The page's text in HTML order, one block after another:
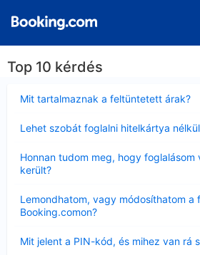
Top 10 kérdés
Mit tartalmaznak a feltüntetett árak?
Lehet szobát foglalni hitelkártya
Honnan tudom meg, hogy foglalásom
került?
Lemondhatom, vagy módosíthatom a
Booking.comon?
Mit jelent a PIN-kód, és mihez van rá